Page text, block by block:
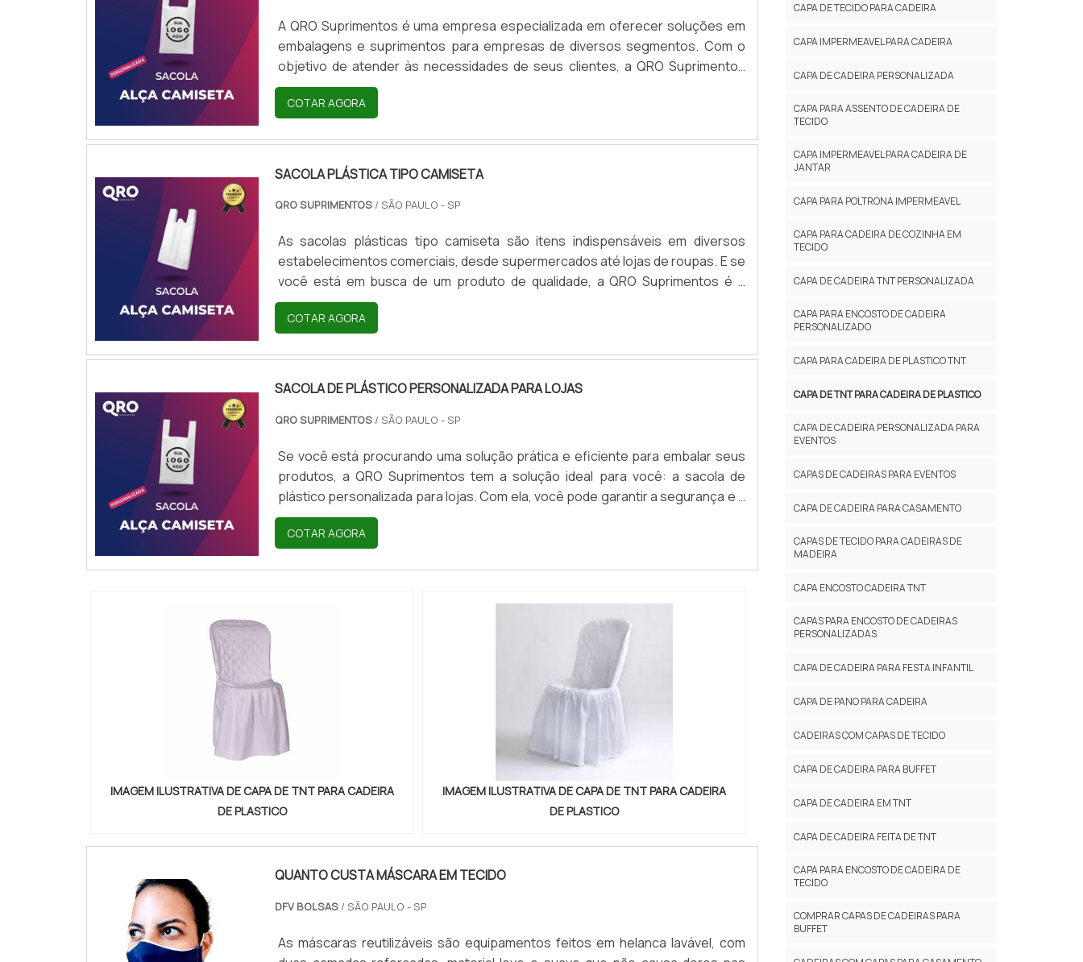
A QRO Suprimentos é uma empresa especializada em oferecer soluções em
embalagens e suprimentos para empresas de diversos segmentos. Com o
objetivo de atender às necessidades de seus clientes, a QRO Suprimentos
disponibiliza as sacolas plásticas personalizadas atacado, uma opção prática e
econômica para empresas que desejam divulgar sua marca e fidelizar seus
materia...
COTAR AGORA
SACOLA PLÁSTICA TIPO CAMISETA
QRO SUPRIMENTOS / SÃO PAULO - SP
As sacolas plásticas tipo camiseta são itens indispensáveis em diversos
estabelecimentos comerciais, desde supermercados até lojas de roupas. E se
você está em busca de um produto de qualidade, a QRO Suprimentos é a
escolha certa.A sacola plástica tipo camiseta é produzida com matéria-prima
de alta qualidade, garantindo resistência e durabilidade. Além disso, ela possui
COTAR AGORA
SACOLA DE PLÁSTICO PERSONALIZADA PARA LOJAS
QRO SUPRIMENTOS / SÃO PAULO - SP
Se você está procurando uma solução prática e eficiente para embalar seus
produtos, a QRO Suprimentos tem a solução ideal para você: a sacola de
plástico personalizada para lojas. Com ela, você pode garantir a segurança e a
praticidade que seus clientes precisam para transportar suas compras com
tranquilidade.As sacolas são produzidas com materiais de alta qualidade,
COTAR AGORA
IMAGEM ILUSTRATIVA DE CAPA DE TNT PARA CADEIRA
DE PLASTICO
IMAGEM ILUSTRATIVA DE CAPA DE TNT PARA CADEIRA
DE PLASTICO
QUANTO CUSTA MÁSCARA EM TECIDO
DFV BOLSAS/ SÃO PAULO - SP
As máscaras reutilizáveis são equipamentos feitos em helanca lavável, com
CAPA DE TECIDO PARA CADEIRA
CAPA IMPERMEAVEL PARA CADEIRA
CAPA DE CADEIRA PERSONALIZADA
CAPA PARA ASSENTO DE CADEIRA DE
TECIDO
CAPA IMPERMEAVEL PARA CADEIRA DE
JANTAR
CAPA PARA POLTRONA IMPERMEAVEL
CAPA PARA CADEIRA DE COZINHA EM
TECIDO
CAPA DE CADEIRA TNT PERSONALIZADA
CAPA PARA ENCOSTO DE CADEIRA
PERSONALIZADO
CAPA PARA CADEIRA DE PLASTICO TNT
CAPA DE TNT PARA CADEIRA DE PLASTICO
CAPA DE CADEIRA PERSONALIZADA PARA
EVENTOS
CAPAS DE CADEIRAS PARA EVENTOS
CAPA DE CADEIRA PARA CASAMENTO
CAPAS DE TECIDO PARA CADEIRAS DE
MADEIRA
CAPA ENCOSTO CADEIRA TNT
CAPAS PARA ENCOSTO DE CADEIRAS
PERSONALIZADAS
CAPA DE CADEIRA PARA FESTA INFANTIL
CAPA DE PANO PARA CADEIRA
CADEIRAS COM CAPAS DE TECIDO
CAPA DE CADEIRA PARA BUFFET
CAPA DE CADEIRA EM TNT
CAPA DE CADEIRA FEITA DE TNT
CAPA PARA ENCOSTO DE CADEIRA DE
TECIDO
COMPRAR CAPAS DE CADEIRAS PARA
BUFFET